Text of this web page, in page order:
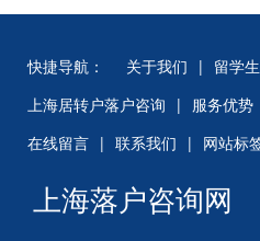
快捷导航： 关于我们 | 留学
上海居转户落户咨询 | 服务优势
在线留言 | 联系我们 | 网站标
上海落户咨询网